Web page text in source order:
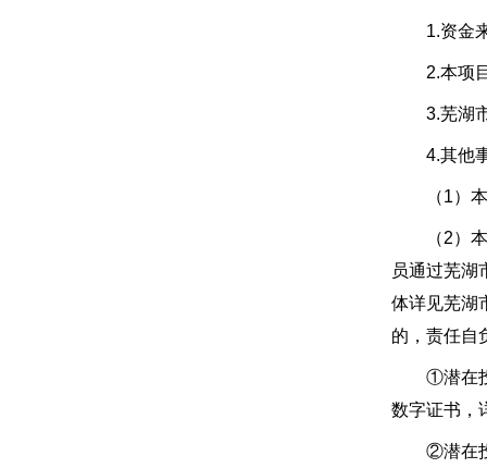
1.资金来
2.本项目
3.芜湖市
4.其他事
（1）本
（2）本项
员通过芜湖
体详见芜湖
的，责任自
①潜在投
数字证书，
②潜在投